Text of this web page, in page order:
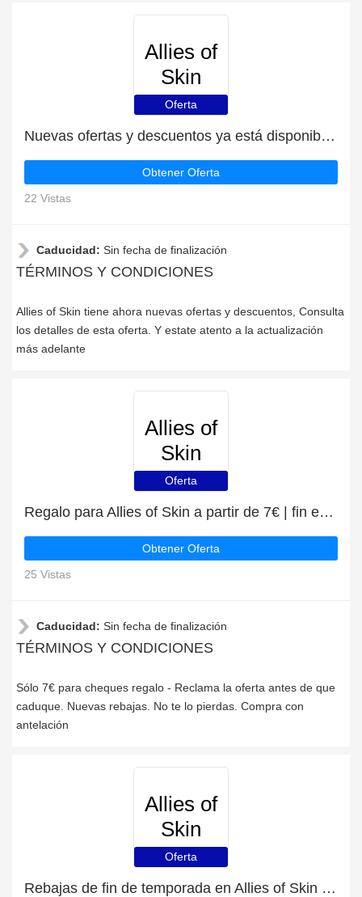
Allies of
Skin
Oferta
Nuevas ofertas y descuentos ya está disponible | Allies of Skin
Obtener Oferta
22 Vistas
Caducidad: Sin fecha de finalización
TÉRMINOS Y CONDICIONES
Allies of Skin tiene ahora nuevas ofertas y descuentos, Consulta
los detalles de esta oferta. Y estate atento a la actualización
más adelante
Allies of
Skin
Oferta
Regalo para Allies of Skin a partir de 7€ | fin en breve
Obtener Oferta
25 Vistas
Caducidad: Sin fecha de finalización
TÉRMINOS Y CONDICIONES
Sólo 7€ para cheques regalo - Reclama la oferta antes de que
caduque. Nuevas rebajas. No te lo pierdas. Compra con
antelación
Allies of
Skin
Oferta
Rebajas de fin de temporada en Allies of Skin con descuentos de hasta 29%